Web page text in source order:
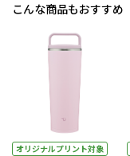
こんな商品もおすすめ
オリジナルプリント対象